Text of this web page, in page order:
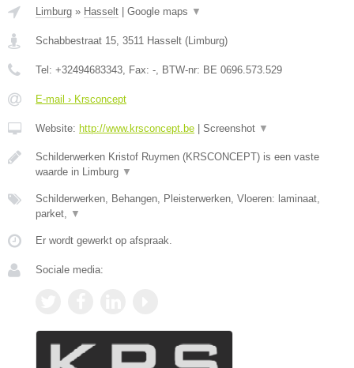
Limburg » Hasselt Google maps ▼
Schabbestraat 15, 3511 Hasselt (Limburg)
Tel: +32494683343, Fax: -, BTW-nr: BE 0696.573.529
E-mail › Krsconcept
Website: http://www.krsconcept.be Screenshot ▼
Schilderwerken Kristof Ruymen (KRSCONCEPT) is een vaste
waarde in Limburg ▼
Schilderwerken, Behangen, Pleisterwerken, Vloeren: laminaat,
parket, ▼
Er wordt gewerkt op afspraak.
Sociale media: